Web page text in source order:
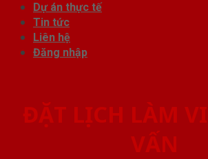
Dự án thực tế
Tin tức
Liên hệ
Đăng nhập
ĐẶT LỊCH LÀM
VẤN